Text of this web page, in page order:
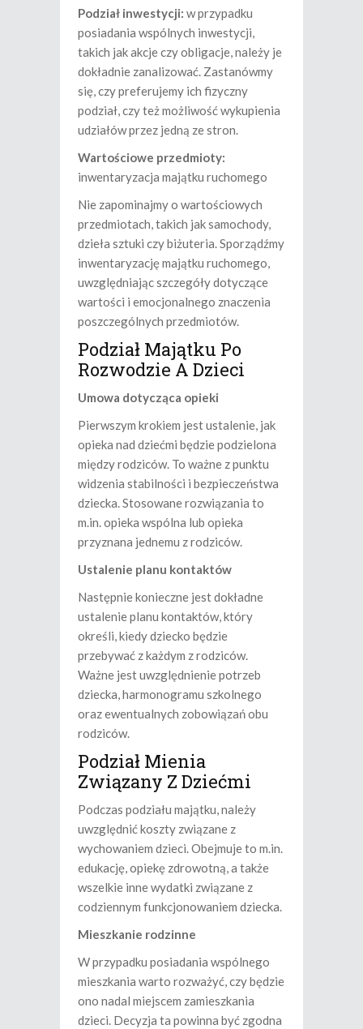
Podział inwestycji: w przypadku
posiadania wspólnych inwestycji,
takich jak akcje czy obligacje, należy je
dokładnie zanalizować. Zastanówmy
się, czy preferujemy ich fizyczny
podział, czy też możliwość wykupienia
udziałów przez jedną ze stron.
Wartościowe przedmioty:
inwentaryzacja majątku ruchomego
Nie zapominajmy o wartościowych
przedmiotach, takich jak samochody,
dzieła sztuki czy biżuteria. Sporządźmy
inwentaryzację majątku ruchomego,
uwzględniając szczegóły dotyczące
wartości i emocjonalnego znaczenia
poszczególnych przedmiotów.
Podział Majątku Po
Rozwodzie A Dzieci
Umowa dotycząca opieki
Pierwszym krokiem jest ustalenie, jak
opieka nad dziećmi będzie podzielona
między rodziców. To ważne z punktu
widzenia stabilności i bezpieczeństwa
dziecka. Stosowane rozwiązania to
m.in. opieka wspólna lub opieka
przyznana jednemu z rodziców.
Ustalenie planu kontaktów
Następnie konieczne jest dokładne
ustalenie planu kontaktów, który
określi, kiedy dziecko będzie
przebywać z każdym z rodziców.
Ważne jest uwzględnienie potrzeb
dziecka, harmonogramu szkolnego
oraz ewentualnych zobowiązań obu
rodziców.
Podział Mienia
Związany Z Dziećmi
Podczas podziału majątku, należy
uwzględnić koszty związane z
wychowaniem dzieci. Obejmuje to m.in.
edukację, opiekę zdrowotną, a także
wszelkie inne wydatki związane z
codziennym funkcjonowaniem dziecka.
Mieszkanie rodzinne
W przypadku posiadania wspólnego
mieszkania warto rozważyć, czy będzie
ono nadal miejscem zamieszkania
dzieci. Decyzja ta powinna być zgodna